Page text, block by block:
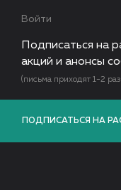
Войти
Подписаться на
акций и анонсы
(письма приходят 1-2
ПОДПИСАТЬСЯ НА